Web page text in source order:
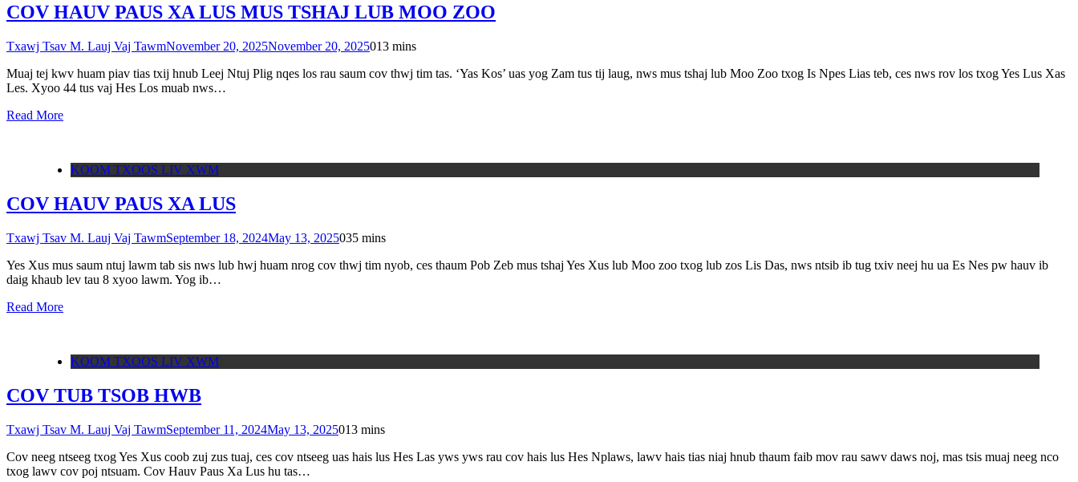
COV HAUV PAUS XA LUS MUS TSHAJ LUB MOO ZOO
Txawj Tsav M. Lauj Vaj TawmNovember 20, 2025November 20, 2025013 mins
Muaj tej kwv huam piav tias txij hnub Leej Ntuj Plig nqes los rau saum cov thwj tim tas. ‘Yas Kos’ uas yog Zam tus tij laug, nws mus tshaj lub Moo Zoo txog Is Npes Lias teb, ces nws rov los txog Yes Lus Xas
Les. Xyoo 44 tus vaj Hes Los muab nws…
Read More
KOOM TXOOS LIV XWM
COV HAUV PAUS XA LUS
Txawj Tsav M. Lauj Vaj TawmSeptember 18, 2024May 13, 2025035 mins
Yes Xus mus saum ntuj lawm tab sis nws lub hwj huam nrog cov thwj tim nyob, ces thaum Pob Zeb mus tshaj Yes Xus lub Moo zoo txog lub zos Lis Das, nws ntsib ib tug txiv neej hu ua Es Nes pw hauv ib
daig khaub lev tau 8 xyoo lawm. Yog ib…
Read More
KOOM TXOOS LIV XWM
COV TUB TSOB HWB
Txawj Tsav M. Lauj Vaj TawmSeptember 11, 2024May 13, 2025013 mins
Cov neeg ntseeg txog Yes Xus coob zuj zus tuaj, ces cov ntseeg uas hais lus Hes Las yws yws rau cov hais lus Hes Nplaws, lawv hais tias niaj hnub thaum faib mov rau sawv daws noj, mas tsis muaj neeg nco
txog lawv cov poj ntsuam. Cov Hauv Paus Xa Lus hu tas…